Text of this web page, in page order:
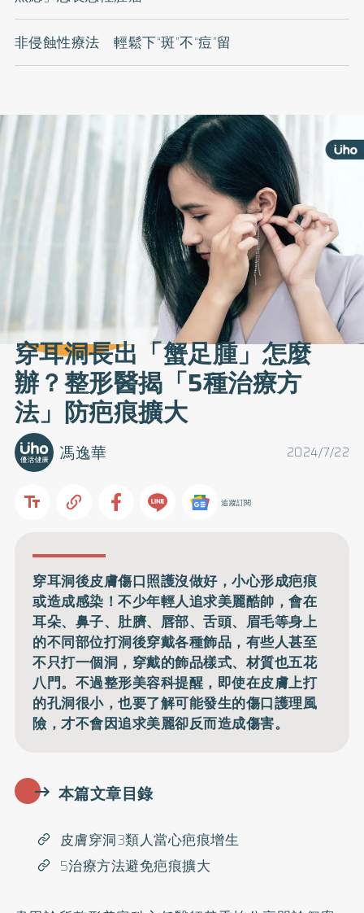
非侵蝕性療法 輕鬆下“斑”不“痘”留
穿耳洞長出「蟹足腫」怎麼
辦？整形醫揭「5種治療方
法」防疤痕擴大
2024/7/22
馮逸華
追蹤訂閱
穿耳洞後皮膚傷口照護沒做好，小心形成疤痕
或造成感染！不少年輕人追求美麗酷帥，會在
耳朵、鼻子、肚臍、唇部、舌頭、眉毛等身上
的不同部位打洞後穿戴各種飾品，有些人甚至
不只打一個洞，穿戴的飾品樣式、材質也五花
八門。不過整形美容科提醒，即使在皮膚上打
的孔洞很小，也要了解可能發生的傷口護理風
險，才不會因追求美麗卻反而造成傷害。
本篇文章目錄
皮膚穿洞3類人當心疤痕增生
5治療方法避免疤痕擴大